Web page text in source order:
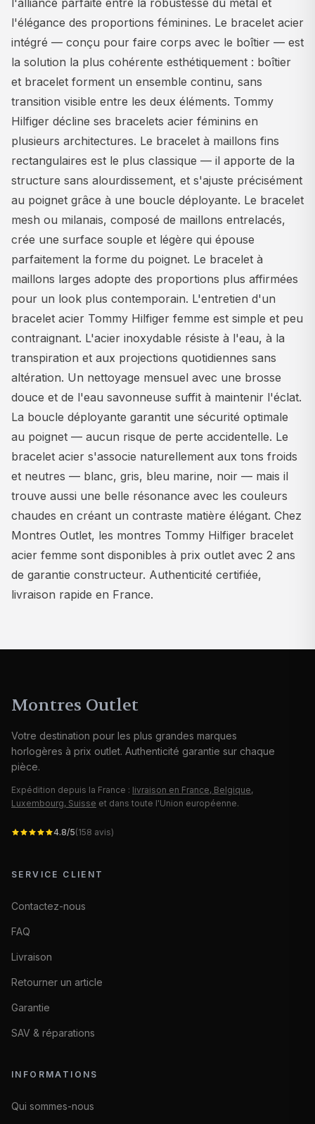
l'élégance des proportions féminines. Le bracelet acier
intégré — conçu pour faire corps avec le boîtier — est
la solution la plus cohérente esthétiquement : boîtier
et bracelet forment un ensemble continu, sans
transition visible entre les deux éléments. Tommy
Hilfiger décline ses bracelets acier féminins en
plusieurs architectures. Le bracelet à maillons fins
rectangulaires est le plus classique — il apporte de la
structure sans alourdissement, et s'ajuste précisément
au poignet grâce à une boucle déployante. Le bracelet
mesh ou milanais, composé de maillons entrelacés,
crée une surface souple et légère qui épouse
parfaitement la forme du poignet. Le bracelet à
maillons larges adopte des proportions plus affirmées
pour un look plus contemporain. L'entretien d'un
bracelet acier Tommy Hilfiger femme est simple et peu
contraignant. L'acier inoxydable résiste à l'eau, à la
transpiration et aux projections quotidiennes sans
altération. Un nettoyage mensuel avec une brosse
douce et de l'eau savonneuse suffit à maintenir l'éclat.
La boucle déployante garantit une sécurité optimale
au poignet — aucun risque de perte accidentelle. Le
bracelet acier s'associe naturellement aux tons froids
et neutres — blanc, gris, bleu marine, noir — mais il
trouve aussi une belle résonance avec les couleurs
chaudes en créant un contraste matière élégant. Chez
Montres Outlet, les montres Tommy Hilfiger bracelet
acier femme sont disponibles à prix outlet avec 2 ans
de garantie constructeur. Authenticité certifiée,
livraison rapide en France.
Montres Outlet
Votre destination pour les plus grandes marques
horlogères à prix outlet. Authenticité garantie sur chaque
pièce.
Expédition depuis la France : livraison en France, Belgique,
Luxembourg, Suisse et dans toute l'Union européenne.
4.8/5(158 avis)
SERVICE CLIENT
Contactez-nous
FAQ
Livraison
Retourner un article
Garantie
SAV & réparations
INFORMATIONS
Qui sommes-nous